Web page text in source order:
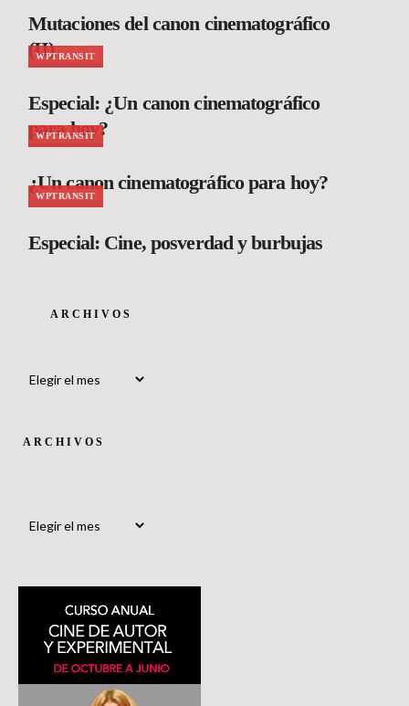
Mutaciones del canon cinematográfico
(II)
WPTRANSIT
Especial: ¿Un canon cinematográfico
para hoy?
WPTRANSIT
¿Un canon cinematográfico para hoy?
WPTRANSIT
Especial: Cine, posverdad y burbujas
ARCHIVOS
ARCHIVOS